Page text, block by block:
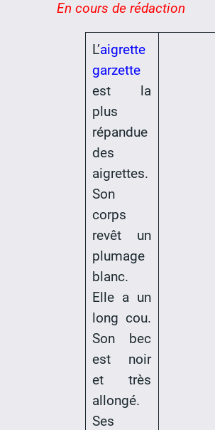
En cours de rédaction
L’aigrette
garzette
est la
plus
répandue
des
aigrettes.
Son
corps
revêt un
plumage
blanc.
Elle a un
long cou.
Son bec
est noir
et très
allongé.
Ses